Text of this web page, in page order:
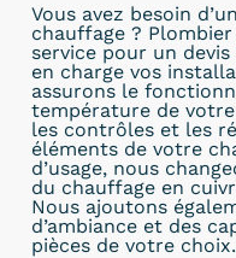
Vous avez besoin
chauffage ?
service pour un
en charge vos
assurons le
température de
les contrôles et les
éléments de votre
d’usage, nous
du chauffage en
Nous ajoutons
d’ambiance et des
pièces de votre choix.